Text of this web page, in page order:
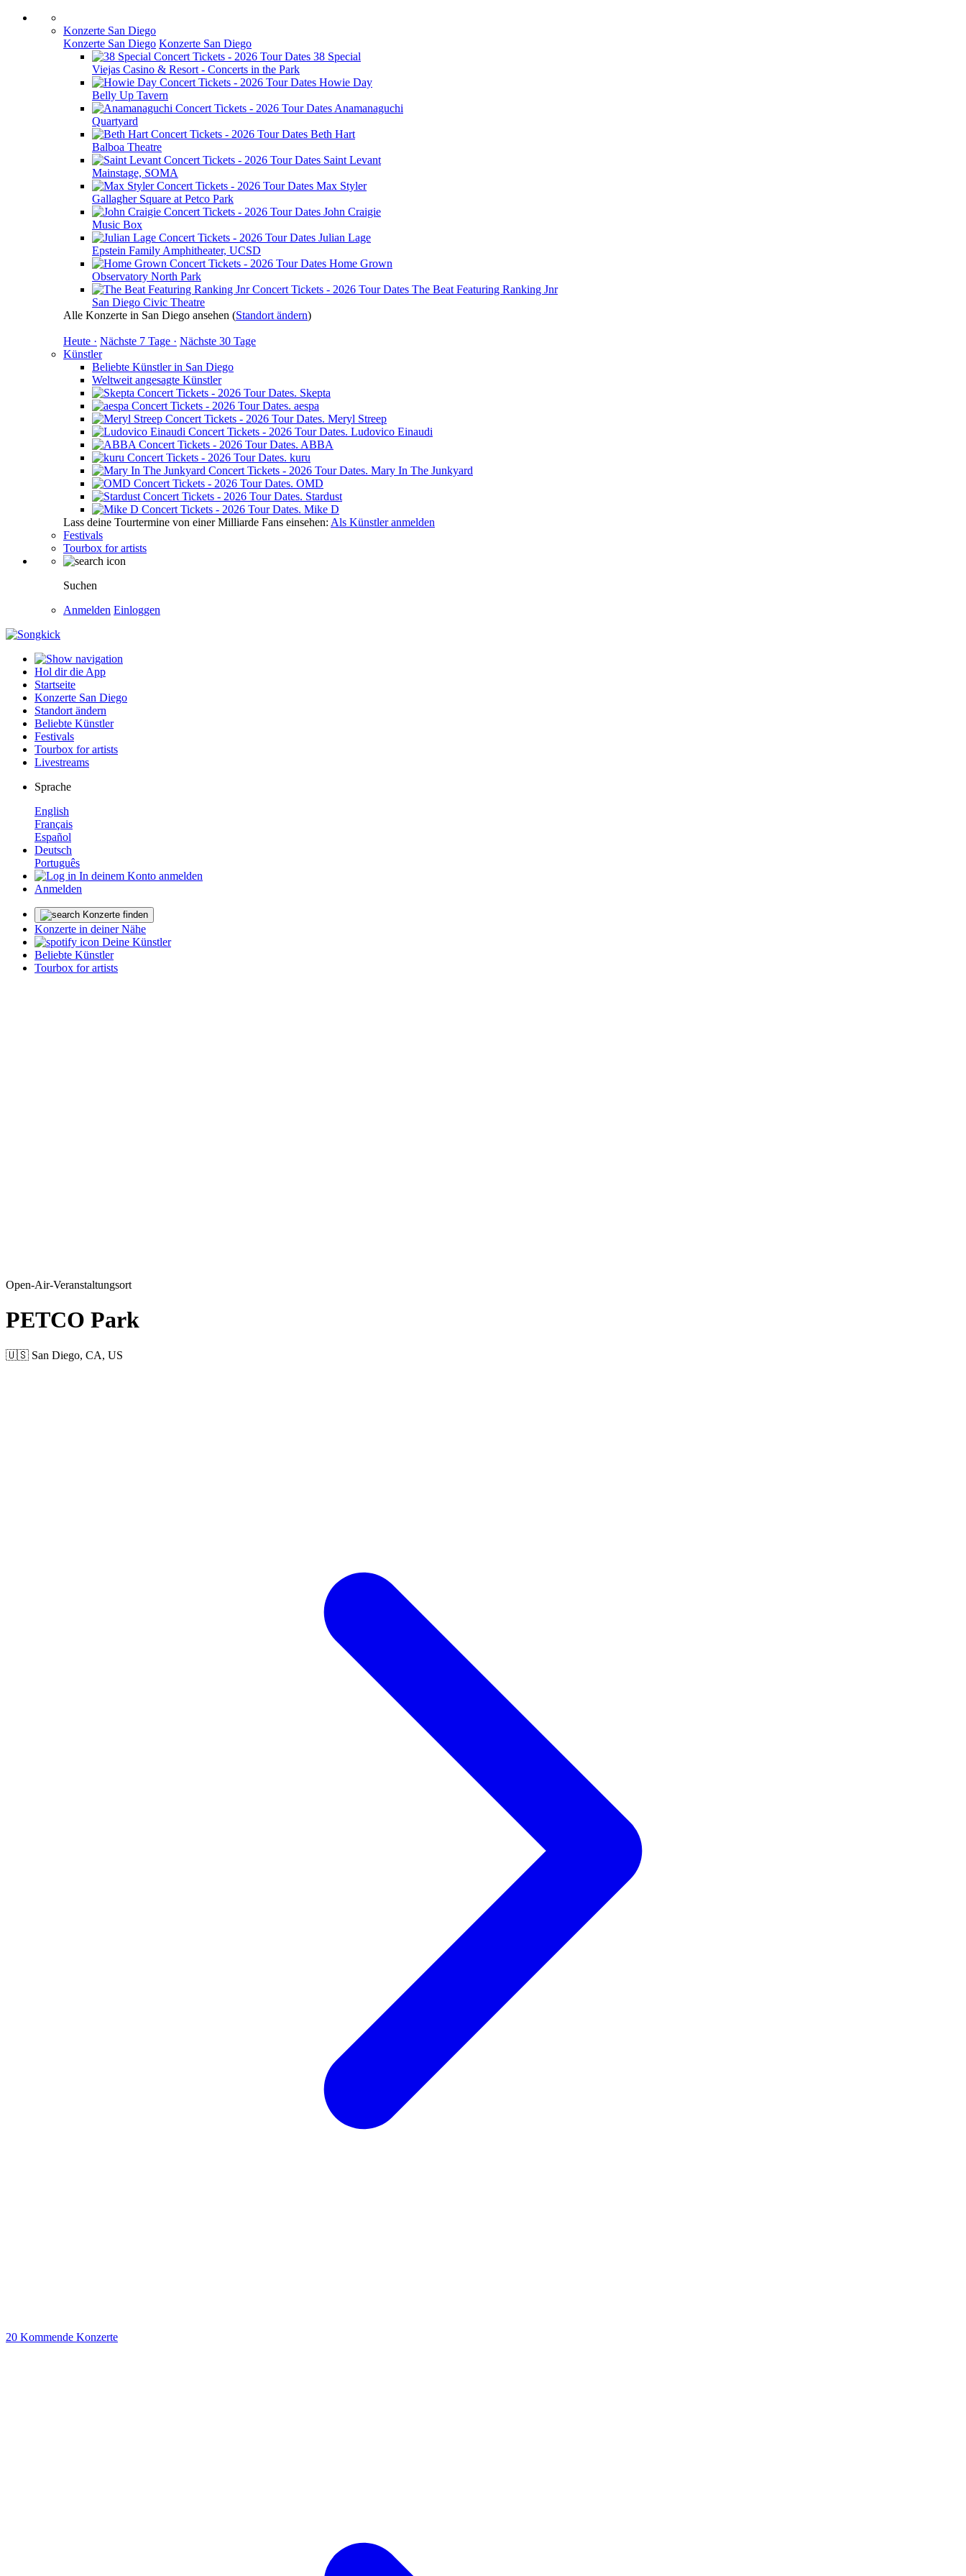
Konzerte San Diego
Konzerte San Diego Konzerte San Diego
38 Special
Viejas Casino & Resort - Concerts in the Park
Howie Day
Belly Up Tavern
Anamanaguchi
Quartyard
Beth Hart
Balboa Theatre
Saint Levant
Mainstage, SOMA
Max Styler
Gallagher Square at Petco Park
John Craigie
Music Box
Julian Lage
Epstein Family Amphitheater, UCSD
Home Grown
Observatory North Park
The Beat Featuring Ranking Jnr
San Diego Civic Theatre
Alle Konzerte in San Diego ansehen (Standort ändern)
Heute · Nächste 7 Tage · Nächste 30 Tage
Künstler
Beliebte Künstler in San Diego
Weltweit angesagte Künstler
Skepta
aespa
Meryl Streep
Ludovico Einaudi
ABBA
kuru
Mary In The Junkyard
OMD
Stardust
Mike D
Lass deine Tourtermine von einer Milliarde Fans einsehen: Als Künstler anmelden
Festivals
Tourbox for artists
Suchen
Anmelden Einloggen
Hol dir die App
Startseite
Konzerte San Diego
Standort ändern
Beliebte Künstler
Festivals
Tourbox for artists
Livestreams
Sprache
English
Français
Español
Deutsch
Português
In deinem Konto anmelden
Anmelden
Konzerte finden
Konzerte in deiner Nähe
Deine Künstler
Beliebte Künstler
Tourbox for artists
Open-Air-Veranstaltungsort
PETCO Park
🇺🇸 San Diego, CA, US
20 Kommende Konzerte